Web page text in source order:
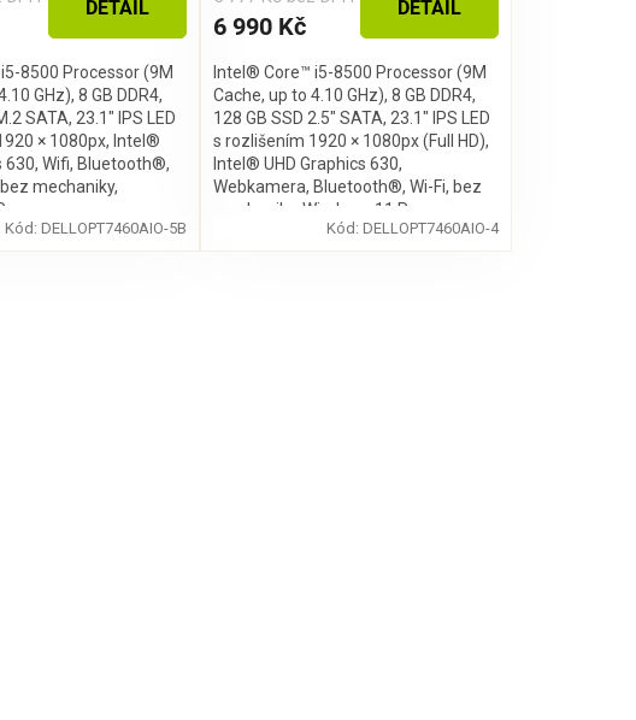
DETAIL
8500 Processor (9M
GHz), 8 GB DDR4,
SATA, 23.1″ IPS LED
× 1080px, Intel®
630, Wifi, Bluetooth®,
mechaniky,
Kód: DELLOPT7460AIO-5B
6 990 Kč
DETAIL
Intel® Core™ i5-8500 Processor (9M
Cache, up to 4.10 GHz), 8 GB DDR4,
128 GB SSD 2.5" SATA, 23.1″ IPS LED
s rozlišením 1920 × 1080px (Full HD),
Intel® UHD Graphics 630,
Webkamera, Bluetooth®, Wi-Fi, bez
mechaniky, Windows 11 Pro
Kód: DELLOPT7460AIO-4